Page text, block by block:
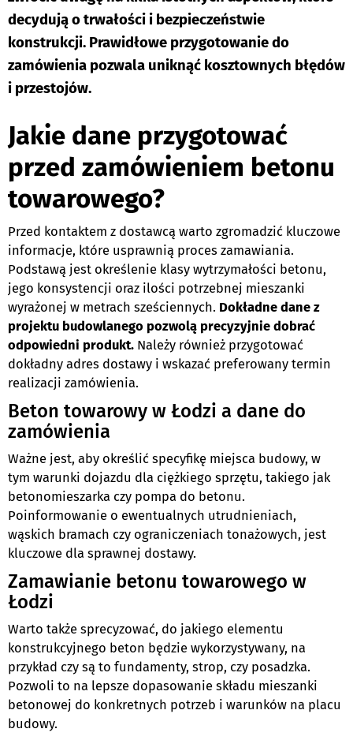
decydują o trwałości i bezpieczeństwie
konstrukcji. Prawidłowe przygotowanie do
zamówienia pozwala uniknąć kosztownych błędów
i przestojów.
Jakie dane przygotować
przed zamówieniem betonu
towarowego?
Przed kontaktem z dostawcą warto zgromadzić kluczowe
informacje, które usprawnią proces zamawiania.
Podstawą jest określenie klasy wytrzymałości betonu,
jego konsystencji oraz ilości potrzebnej mieszanki
wyrażonej w metrach sześciennych. Dokładne dane z
projektu budowlanego pozwolą precyzyjnie dobrać
odpowiedni produkt. Należy również przygotować
dokładny adres dostawy i wskazać preferowany termin
realizacji zamówienia.
Beton towarowy w Łodzi a dane do
zamówienia
Ważne jest, aby określić specyfikę miejsca budowy, w
tym warunki dojazdu dla ciężkiego sprzętu, takiego jak
betonomieszarka czy pompa do betonu.
Poinformowanie o ewentualnych utrudnieniach,
wąskich bramach czy ograniczeniach tonażowych, jest
kluczowe dla sprawnej dostawy.
Zamawianie betonu towarowego w
Łodzi
Warto także sprecyzować, do jakiego elementu
konstrukcyjnego beton będzie wykorzystywany, na
przykład czy są to fundamenty, strop, czy posadzka.
Pozwoli to na lepsze dopasowanie składu mieszanki
betonowej do konkretnych potrzeb i warunków na placu
budowy.